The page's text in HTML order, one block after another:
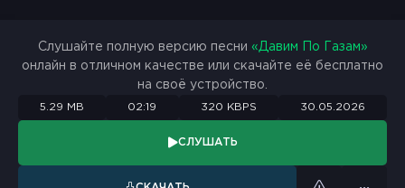
Слушайте полную версию песни «Давим По Газам»
онлайн в отличном качестве или скачайте её бесплатно
на своё устройство.
5.29 MB 02:19 320 KBPS 30.05.2026
СЛУШАТЬ